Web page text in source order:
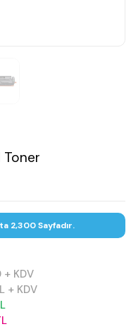
Toner
2,300 Sayfadır.
+ KDV
+ KDV